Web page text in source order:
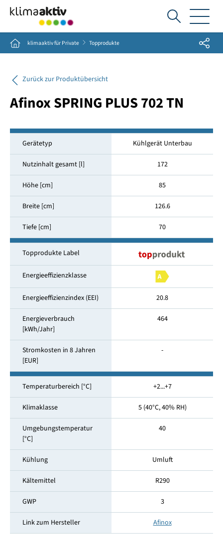
Ich
suche...
Home klimaaktiv für Private Topprodukte Share
Zurück zur Produktübersicht
Afinox SPRING PLUS 702 TN
Gerätetyp Kühlgerät Unterbau
Nutzinhalt gesamt [l] 172
Höhe [cm] 85
Breite [cm] 126.6
Tiefe [cm] 70
Topprodukte Label
Energieeffizienzklasse
Energieeffizienzindex (EEI) 20.8
Energieverbrauch
[kWh/Jahr]
464
Stromkosten in 8 Jahren
[EUR]
-
Temperaturbereich [°C] +2...+7
Klimaklasse 5 (40°C, 40% RH)
Umgebungstemperatur
[°C]
40
Kühlung Umluft
Kältemittel R290
GWP 3
Link zum Hersteller Afinox